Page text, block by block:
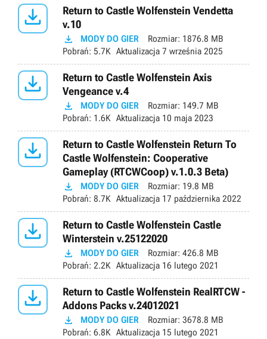

Return to Castle Wolfenstein Vendetta
v.10
 MODY DO GIER Rozmiar: 1876.8 MB
Pobrań: 5.7K Aktualizacja 7 września 2025

Return to Castle Wolfenstein Axis
Vengeance v.4
 MODY DO GIER Rozmiar: 149.7 MB
Pobrań: 1.6K Aktualizacja 10 maja 2023

Return to Castle Wolfenstein Return To
Castle Wolfenstein: Cooperative
Gameplay (RTCWCoop) v.1.0.3 Beta)
 MODY DO GIER Rozmiar: 19.8 MB
Pobrań: 8.7K Aktualizacja 17 października 2022

Return to Castle Wolfenstein Castle
Winterstein v.25122020
 MODY DO GIER Rozmiar: 426.8 MB
Pobrań: 2.2K Aktualizacja 16 lutego 2021

Return to Castle Wolfenstein RealRTCW -
Addons Packs v.24012021
 MODY DO GIER Rozmiar: 3678.8 MB
Pobrań: 6.8K Aktualizacja 15 lutego 2021